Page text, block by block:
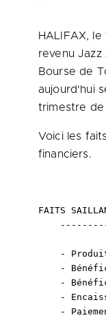
HALIFAX, le
revenu Jazz
Bourse de
aujourd'hui
trimestre de
Voici les
financiers.
FAITS
-
-
-
-
-